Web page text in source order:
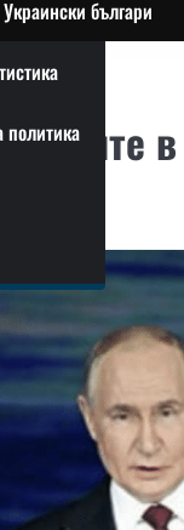
Украински българи